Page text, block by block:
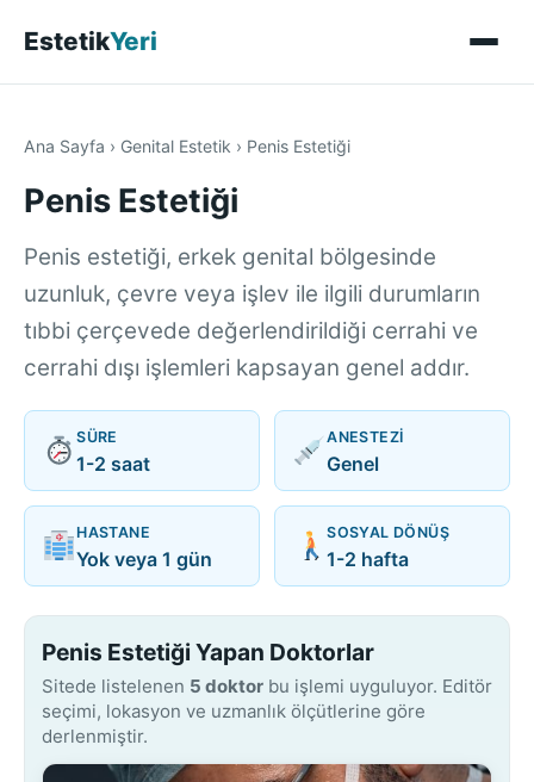
EstetikYeri
Ana Sayfa › Genital Estetik › Penis Estetiği
Penis Estetiği
Penis estetiği, erkek genital bölgesinde
uzunluk, çevre veya işlev ile ilgili durumların
tıbbi çerçevede değerlendirildiği cerrahi ve
cerrahi dışı işlemleri kapsayan genel addır.
SÜRE
1-2 saat
ANESTEZI
Genel
HASTANE
Yok veya 1 gün
SOSYAL DÖNÜŞ
1-2 hafta
Penis Estetiği Yapan Doktorlar
Sitede listelenen 5 doktor bu işlemi uyguluyor. Editör
seçimi, lokasyon ve uzmanlık ölçütlerine göre
derlenmiştir.